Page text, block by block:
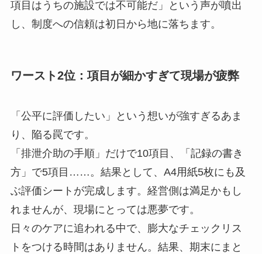
項目はうちの施設では不可能だ」という声が噴出
し、制度への信頼は初日から地に落ちます。
ワースト2位：項目が細かすぎて現場が疲弊
「公平に評価したい」という想いが強すぎるあま
り、陥る罠です。
「排泄介助の手順」だけで10項目、「記録の書き
方」で5項目……。結果として、A4用紙5枚にも及
ぶ評価シートが完成します。経営側は満足かもし
れませんが、現場にとっては悪夢です。
日々のケアに追われる中で、膨大なチェックリス
トをつける時間はありません。結果、期末にまと